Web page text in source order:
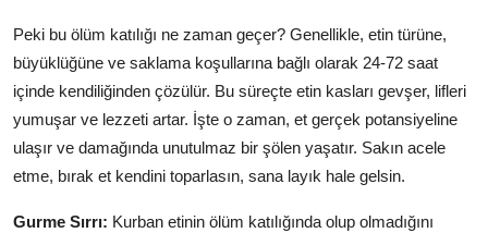
Peki bu ölüm katılığı ne zaman geçer? Genellikle, etin türüne,
büyüklüğüne ve saklama koşullarına bağlı olarak 24-72 saat
içinde kendiliğinden çözülür. Bu süreçte etin kasları gevşer, lifleri
yumuşar ve lezzeti artar. İşte o zaman, et gerçek potansiyeline
ulaşır ve damağında unutulmaz bir şölen yaşatır. Sakın acele
etme, bırak et kendini toparlasın, sana layık hale gelsin.
Gurme Sırrı: Kurban etinin ölüm katılığında olup olmadığını